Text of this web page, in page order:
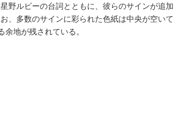
野ルビーの台詞とともに、彼らのサインが追加
、多数のサインに彩られた色紙は中央が空いて
余地が残されている。